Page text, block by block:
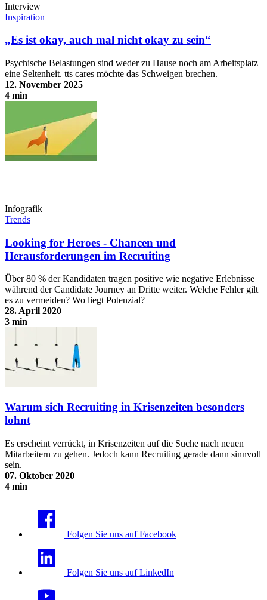
Interview
Inspiration
„Es ist okay, auch mal nicht okay zu sein“
Psychische Belastungen sind weder zu Hause noch am Arbeitsplatz
eine Seltenheit. tts cares möchte das Schweigen brechen.
12. November 2025
4 min
Infografik
Trends
Looking for Heroes - Chancen und
Herausforderungen im Recruiting
Über 80 % der Kandidaten tragen positive wie negative Erlebnisse
während der Candidate Journey an Dritte weiter. Welche Fehler gilt
es zu vermeiden? Wo liegt Potenzial?
28. April 2020
3 min
Warum sich Recruiting in Krisenzeiten besonders
lohnt
Es erscheint verrückt, in Krisenzeiten auf die Suche nach neuen
Mitarbeitern zu gehen. Jedoch kann Recruiting gerade dann sinnvoll
sein.
07. Oktober 2020
4 min
Folgen Sie uns auf Facebook
Folgen Sie uns auf LinkedIn